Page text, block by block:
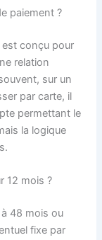
paiement ?
est conçu pour
relation
sur un
par carte, il
permettant le
la logique
12 mois ?
48 mois ou
fixe par